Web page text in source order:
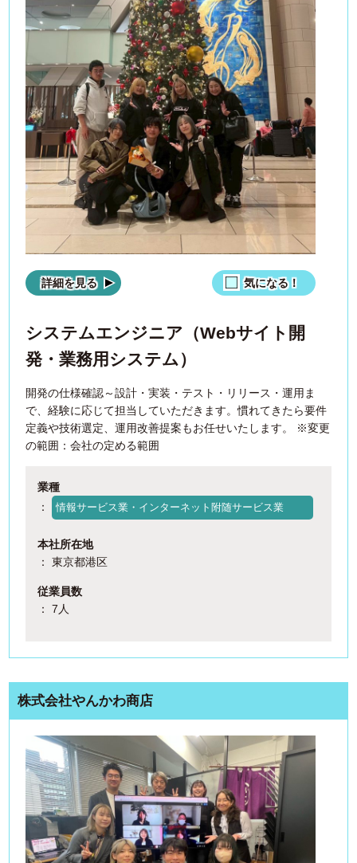
詳細を見る 気になる！
システムエンジニア（Webサイト開
発・業務用システム）
開発の仕様確認～設計・実装・テスト・リリース・運用ま
で、経験に応じて担当していただきます。慣れてきたら要件
定義や技術選定、運用改善提案もお任せいたします。 ※変更
の範囲：会社の定める範囲
業種
：
情報サービス業・インターネット附随サービス業
本社所在地
： 東京都港区
従業員数
： 7人
株式会社やんかわ商店